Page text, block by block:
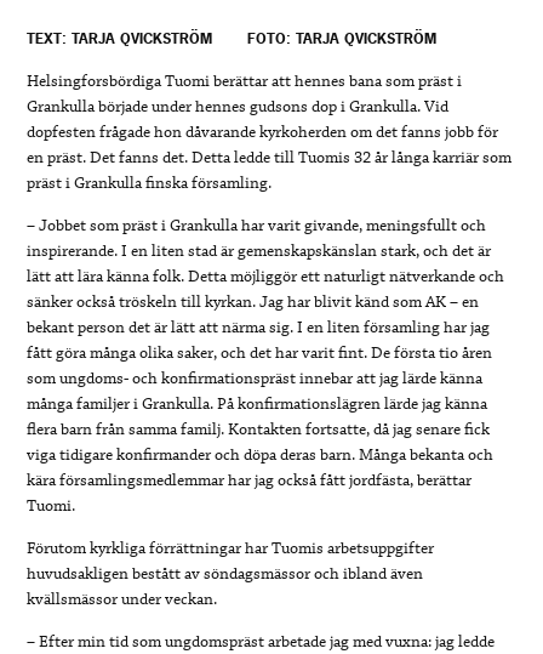
TEXT: TARJA QVICKSTRÖM FOTO: TARJA QVICKSTRÖM
Helsingforsbördiga Tuomi berättar att hennes bana som präst i
Grankulla började under hennes gudsons dop i Grankulla. Vid
dopfesten frågade hon dåvarande kyrkoherden om det fanns jobb för
en präst. Det fanns det. Detta ledde till Tuomis 32 år långa karriär som
präst i Grankulla finska församling.
– Jobbet som präst i Grankulla har varit givande, meningsfullt och
inspirerande. I en liten stad är gemenskapskänslan stark, och det är
lätt att lära känna folk. Detta möjliggör ett naturligt nätverkande och
sänker också tröskeln till kyrkan. Jag har blivit känd som AK – en
bekant person det är lätt att närma sig. I en liten församling har jag
fått göra många olika saker, och det har varit fint. De första tio åren
som ungdoms- och konfirmationspräst innebar att jag lärde känna
många familjer i Grankulla. På konfirmationslägren lärde jag känna
flera barn från samma familj. Kontakten fortsatte, då jag senare fick
viga tidigare konfirmander och döpa deras barn. Många bekanta och
kära församlingsmedlemmar har jag också fått jordfästa, berättar
Tuomi.
Förutom kyrkliga förrättningar har Tuomis arbetsuppgifter
huvudsakligen bestått av söndagsmässor och ibland även
kvällsmässor under veckan.
– Efter min tid som ungdomspräst arbetade jag med vuxna: jag ledde